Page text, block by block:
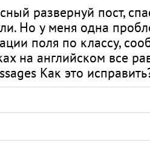
развернуй пост,
Но у меня одна
поля по классу,
на английском все
Как это